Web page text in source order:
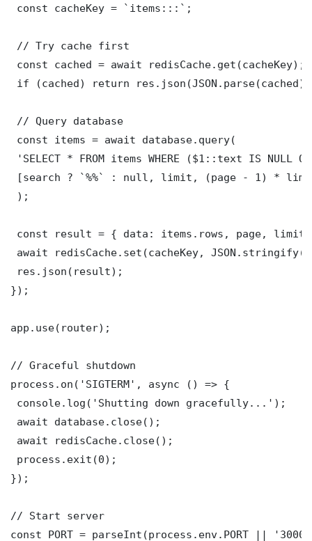
const cacheKey = `items:::`;
// Try cache first
const cached = await redisCache.get(cacheKey);
if (cached) return
// Query database
const items = await database.query(
'SELECT * FROM items WHERE ($1::text IS NULL
[search ? `%%` : null, limit, (page - 1) *
);
const result = { data: items.rows, page,
await redisCache.set(cacheKey,
res.json(result);
});
app.use(router);
// Graceful shutdown
process.on('SIGTERM', async () => {
console.log('Shutting down gracefully...');
await database.close();
await redisCache.close();
process.exit(0);
});
// Start server
const PORT = parseInt(process.env.PORT ||